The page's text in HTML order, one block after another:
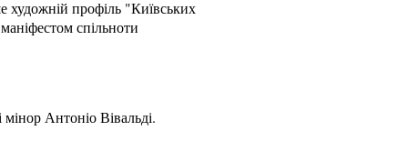
художній профіль "Київських
спільноти
Антоніо Вівальді.